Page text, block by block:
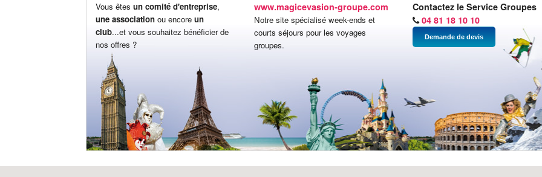
Vous êtes un comité d'entreprise,
une association ou encore un
club...et vous souhaitez bénéficier de
nos offres ?
www.magicevasion-groupe.com
Notre site spécialisé week-ends et
courts séjours pour les voyages
groupes.
Contactez le Service Groupes
04 81 18 10 10
Demande de devis